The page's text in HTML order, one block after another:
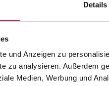
Details
und Anzeigen zu
zu analysieren. Außerdem
Medien, Werbung und
passenden